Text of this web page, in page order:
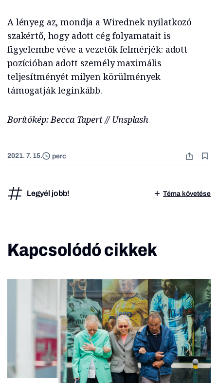
A lényeg az, mondja a Wirednek nyilatkozó
szakértő, hogy adott cég folyamatait is
figyelembe véve a vezetők felmérjék: adott
pozícióban adott személy maximális
teljesítményét milyen körülmények
támogatják leginkább.
Borítókép: Becca Tapert // Unsplash
2021. 7. 15. perc
Legyél jobb! Téma követése
Kapcsolódó cikkek